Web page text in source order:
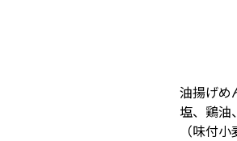
油揚げめ
塩、鶏油
（味付